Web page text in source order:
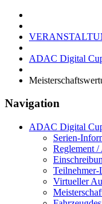
ADAC Digital
Navigation
ADAC Digital
Serien-
Reglement /
Teilnehmer-
Virtueller